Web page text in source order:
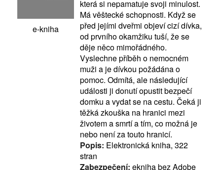
e-kniha
která si nepamatuje svoji minulost.
Má věštecké schopnosti. Když se
před jejími dveřmi objeví cizí dívka,
od prvního okamžiku tuší, že se
děje něco mimořádného.
Vyslechne příběh o nemocném
muži a je dívkou požádána o
pomoc. Odmítá, ale následující
události ji donutí opustit bezpečí
domku a vydat se na cestu. Čeká ji
těžká zkouška na hranici mezi
životem a smrtí a tím, co možná je
nebo není za touto hranicí.
Popis: Elektronická kniha, 322
stran
Zabezpečení: ekniha bez Adobe